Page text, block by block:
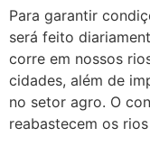
Para garantir
será feito
corre em nossos
cidades, além de
no setor agro. O
reabastecem os